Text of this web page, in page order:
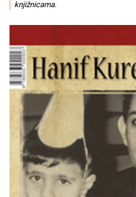
knjižnicama.